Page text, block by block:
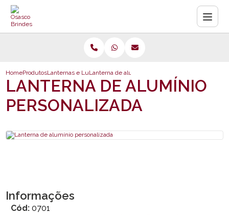
HomeProdutosLanternas e Luminárias Personalizados
Lanterna de alumínio personalizada
LANTERNA DE ALUMÍNIO
PERSONALIZADA
Informações
Cód: 0701